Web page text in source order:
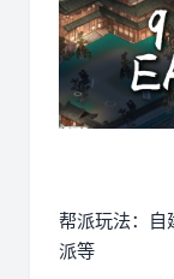
帮派玩法：自
派等